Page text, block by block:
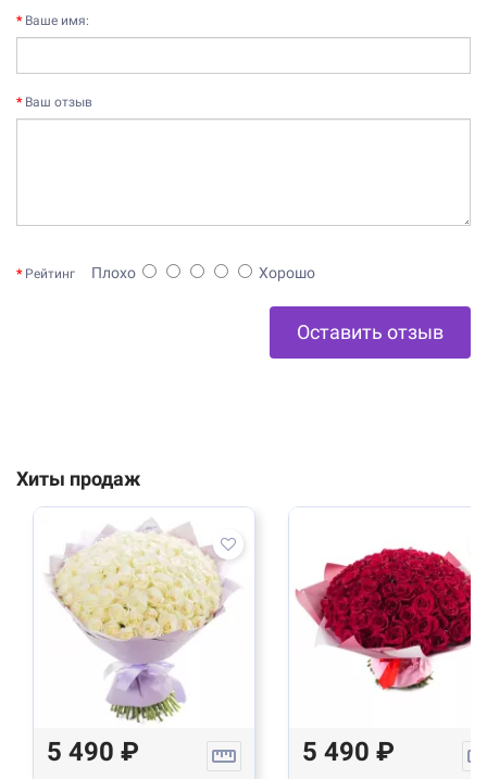
Ваше имя:
Ваш отзыв
Рейтинг Плохо Хорошо
Оставить отзыв
Хиты продаж
5 490 ₽ 5 490 ₽